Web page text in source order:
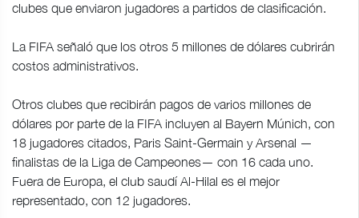
clubes que enviaron jugadores a partidos de clasificación.
La FIFA señaló que los otros 5 millones de dólares cubrirán
costos administrativos.
Otros clubes que recibirán pagos de varios millones de
dólares por parte de la FIFA incluyen al Bayern Múnich, con
18 jugadores citados, Paris Saint-Germain y Arsenal —
finalistas de la Liga de Campeones— con 16 cada uno.
Fuera de Europa, el club saudí Al-Hilal es el mejor
representado, con 12 jugadores.